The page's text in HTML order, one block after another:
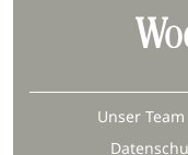
Unser Team